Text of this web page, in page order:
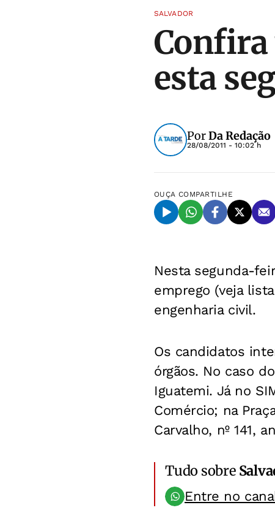
SALVADOR
Confira
esta
PorDa Redação
28/08/2011 - 10:02 h
OUÇA COMPARTILHE
Nesta segunda-
emprego (veja
engenharia civil.
Os candidatos
órgãos. No caso
Iguatemi. Já no
Comércio; na
Carvalho, nº 141,
Tudo sobre
Entre no